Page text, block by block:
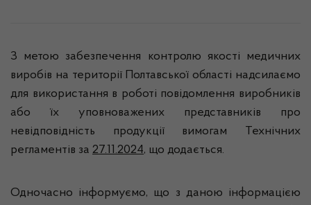
З метою забезпечення контролю якості медичних
виробів на території Полтавської області надсилаємо
для використання в роботі повідомлення виробників
або їх уповноважених представників про
невідповідність продукції вимогам Технічних
регламентів за 27.11.2024, що додається.
Одночасно інформуємо, що з даною інформацією